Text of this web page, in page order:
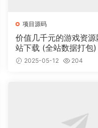
项目源码
价值几千元的游戏资
站下载 (全站数据打包)
面有200多个宝贝。
2025-05-12 204